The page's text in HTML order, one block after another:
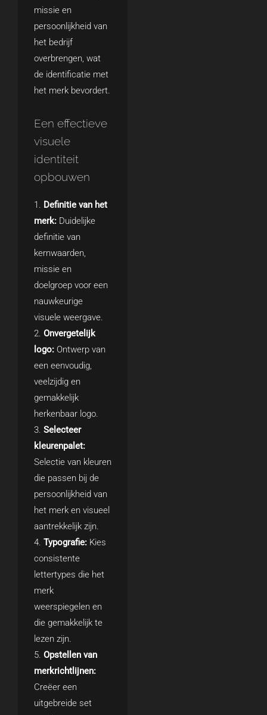
missie en
persoonlijkheid van
het bedrijf
overbrengen, wat
de identificatie met
het merk bevordert.
Een effectieve
visuele
identiteit
opbouwen
Definitie van het
merk: Duidelijke
definitie van
kernwaarden,
missie en
doelgroep voor een
nauwkeurige
visuele weergave.
Onvergetelijk
logo: Ontwerp van
een eenvoudig,
veelzijdig en
gemakkelijk
herkenbaar logo.
Selecteer
kleurenpalet:
Selectie van kleuren
die passen bij de
persoonlijkheid van
het merk en visueel
aantrekkelijk zijn.
Typografie: Kies
consistente
lettertypes die het
merk
weerspiegelen en
die gemakkelijk te
lezen zijn.
Opstellen van
merkrichtlijnen:
Creëer een
uitgebreide set